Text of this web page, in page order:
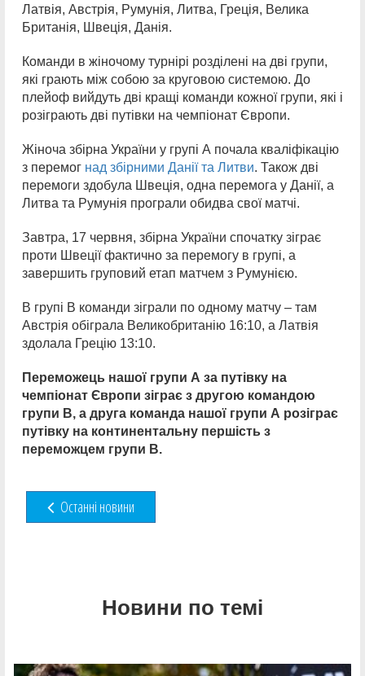
Латвія, Австрія, Румунія, Литва, Греція, Велика
Британія, Швеція, Данія.
Команди в жіночому турнірі розділені на дві групи,
які грають між собою за круговою системою. До
плейоф вийдуть дві кращі команди кожної групи, які і
розіграють дві путівки на чемпіонат Європи.
Жіноча збірна України у групі А почала кваліфікацію
з перемог над збірними Данії та Литви. Також дві
перемоги здобула Швеція, одна перемога у Данії, а
Литва та Румунія програли обидва свої матчі.
Завтра, 17 червня, збірна України спочатку зіграє
проти Швеції фактично за перемогу в групі, а
завершить груповий етап матчем з Румунією.
В групі В команди зіграли по одному матчу – там
Австрія обіграла Великобританію 16:10, а Латвія
здолала Грецію 13:10.
Переможець нашої групи А за путівку на
чемпіонат Європи зіграє з другою командою
групи В, а друга команда нашої групи А розіграє
путівку на континентальну першість з
переможцем групи В.
Останні новини
Новини по темі